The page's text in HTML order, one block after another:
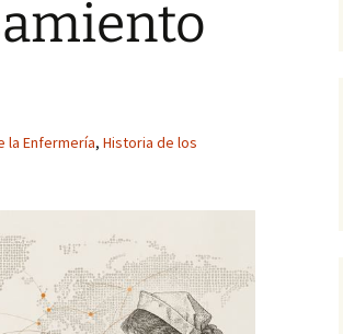
riesgo
cambian los
por
de
la Enfermería, Historia de los